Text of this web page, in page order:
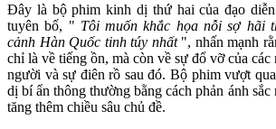
Đây là bộ phim kinh dị thứ hai của đạo
tuyên bố, " Tôi muốn khắc họa nỗi sợ hãi
cảnh Hàn Quốc tinh túy nhất", nhấn mạnh
chỉ là về tiếng ồn, mà còn về sự đổ vỡ của các
người và sự điên rồ sau đó. Bộ phim vượt
dị bí ẩn thông thường bằng cách phản ánh sắc
tăng thêm chiều sâu chủ đề.